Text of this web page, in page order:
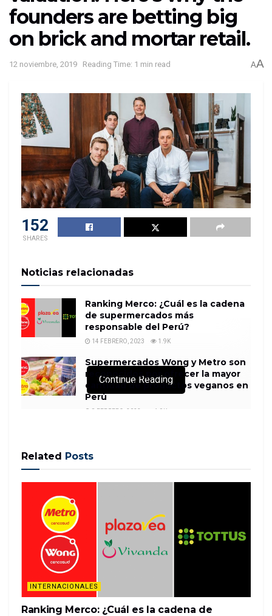
founders are betting big
on brick and mortar retail.
12 noviembre, 2019 Reading Time: 1 min read AA
152
SHARES
Noticias relacionadas
Ranking Merco: ¿Cuál es la cadena
de supermercados más
responsable del Perú?
14 FEBRERO, 2023 1.9K
Supermercados Wong y Metro son
reconocidos por ofrecer la mayor
cantidad de productos veganos en
Perú
8 FEBRERO, 2023 1.9K
could see how digital platforms enabled small
retailers to lower their operating costs and focus
their efforts on improving other areas of their
business.
As e-co…
READ MORE
Continue Reading
Related Posts
INTERNACIONALES
Ranking Merco: ¿Cuál es la cadena de